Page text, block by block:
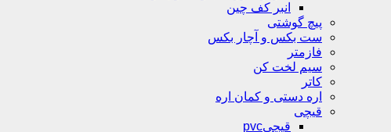
انبر کف چین
پیچ گوشتی
ست بکس و آچار بکس
فازمتر
سیم لخت کن
کاتر
اره دستی و کمان اره
قیچی
قیچیpvc